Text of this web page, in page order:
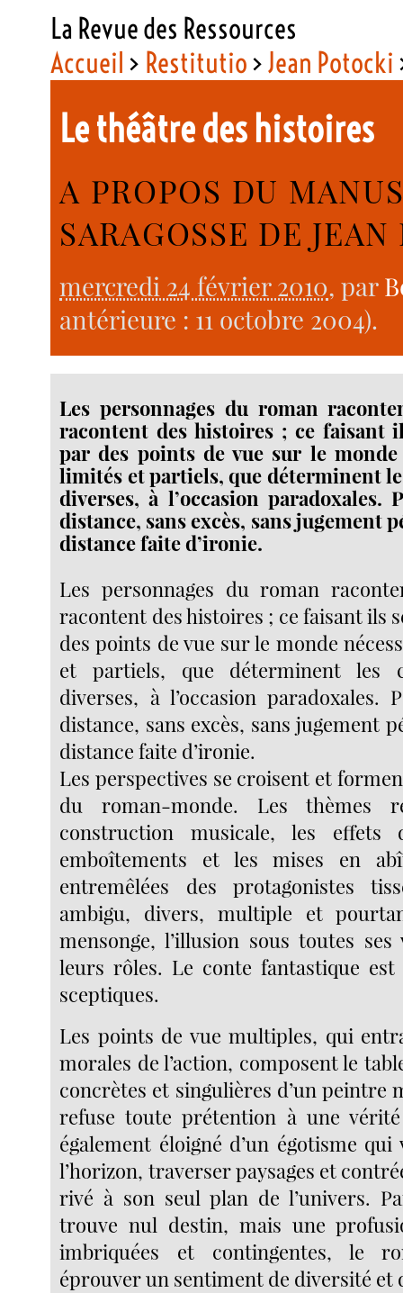
La Revue des Ressources
Accueil > Restitutio>Jean Potocki
Le théâtre des histoires
A PROPOS DU
SARAGOSSE DE
mercredi 24 février 2010, par
antérieure : 11 octobre 2004).
Les personnages du roman
racontent des histoires ; ce faisant
par des points de vue sur le monde
limités et partiels, que déterminent
diverses, à l’occasion paradoxales.
distance, sans excès, sans jugement
distance faite d’ironie.
Les personnages du roman
racontent des histoires ; ce faisant ils
des points de vue sur le monde
et partiels, que déterminent les
diverses, à l’occasion paradoxales.
distance, sans excès, sans jugement
distance faite d’ironie.
Les perspectives se croisent et
du roman-monde. Les thèmes
construction musicale, les
emboîtements et les mises en
entremêlées des protagonistes
ambigu, divers, multiple et
mensonge, l’illusion sous toutes
leurs rôles. Le conte fantastique
sceptiques.
Les points de vue multiples, qui
morales de l’action, composent le
concrètes et singulières d’un peintre
refuse toute prétention à une
également éloigné d’un égotisme
l’horizon, traverser paysages et
rivé à son seul plan de l’univers.
trouve nul destin, mais une
imbriquées et contingentes, le
éprouver un sentiment de diversité et